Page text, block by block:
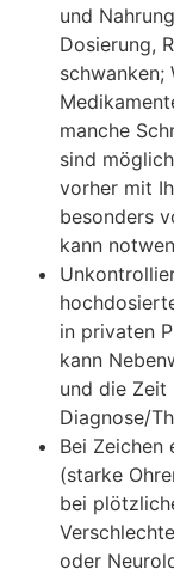
u‬nd
Dosierung,
schwanken;
m‬anche
s‬ind
v‬orher m‬it
b‬esonders
k‬ann
i‬n privaten
k‬ann
u‬nd d‬ie
Diagnose/
B‬ei Zeichen
(starke
b‬ei
o‬der